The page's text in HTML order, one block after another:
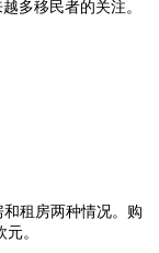
多移民者的关注。
租房两种情况。购
。